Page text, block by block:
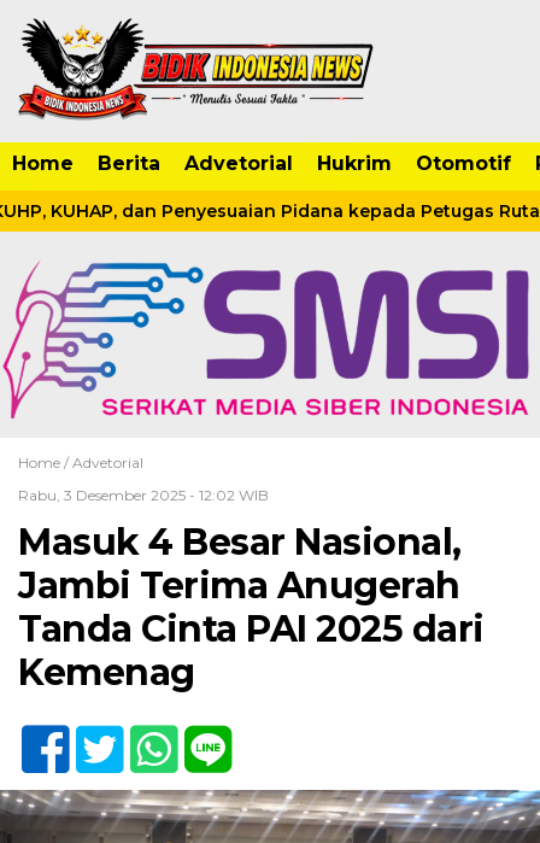
Home Berita Advetorial Hukrim Otomotif
KUHAP, dan Penyesuaian Pidana kepada Petugas
Home / Advetorial
Rabu, 3 Desember 2025 - 12:02 WIB
Masuk 4 Besar Nasional,
Jambi Terima Anugerah
Tanda Cinta PAI 2025 dari
Kemenag